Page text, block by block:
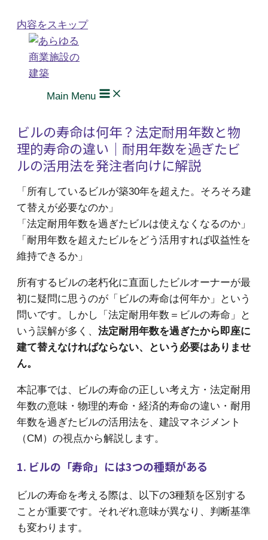
内容をスキップ
Main Menu
ビルの寿命は何年？法定耐用年数と物
理的寿命の違い｜耐用年数を過ぎたビ
ルの活用法を発注者向けに解説
「所有しているビルが築30年を超えた。そろそろ建
て替えが必要なのか」
「法定耐用年数を過ぎたビルは使えなくなるのか」
「耐用年数を超えたビルをどう活用すれば収益性を
維持できるか」
所有するビルの老朽化に直面したビルオーナーが最
初に疑問に思うのが「ビルの寿命は何年か」という
問いです。しかし「法定耐用年数＝ビルの寿命」と
いう誤解が多く、 法定耐用年数を過ぎたから即座に
建て替えなければならない、という必要はありませ
ん。
本記事では、ビルの寿命の正しい考え方・法定耐用
年数の意味・物理的寿命・経済的寿命の違い・耐用
年数を過ぎたビルの活用法を、建設マネジメント
（CM）の視点から解説します。
1. ビルの「寿命」には3つの種類がある
ビルの寿命を考える際は、以下の3種類を区別する
ことが重要です。それぞれ意味が異なり、判断基準
も変わります。